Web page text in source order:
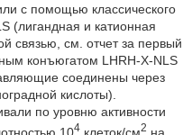
с помощью классического
(лигандная и катионная
связью, см. отчет за первый
конъюгатом LHRH-X-NLS
соединены через
кислоты).
по уровню активности
104клеток/см2 на